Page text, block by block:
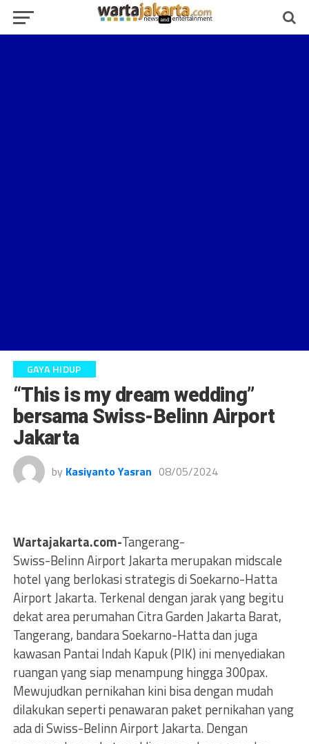
GAYA HIDUP
“This is my dream wedding”
bersama Swiss-Belinn Airport
Jakarta
by Kasiyanto Yasran 08/05/2024
Wartajakarta.com-Tangerang-
Swiss-Belinn Airport Jakarta merupakan midscale
hotel yang berlokasi strategis di Soekarno-Hatta
Airport Jakarta. Terkenal dengan jarak yang begitu
dekat area perumahan Citra Garden Jakarta Barat,
Tangerang, bandara Soekarno-Hatta dan juga
kawasan Pantai Indah Kapuk (PIK) ini menyediakan
ruangan yang siap menampung hingga 300pax.
Mewujudkan pernikahan kini bisa dengan mudah
dilakukan seperti penawaran paket pernikahan yang
ada di Swiss-Belinn Airport Jakarta. Dengan